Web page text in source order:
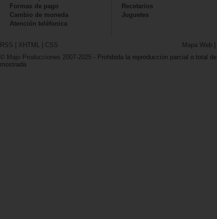
Formas de pago
Cambio de moneda
Atención teléfonica
Recetarios
Juguetes
RSS XHTML CSS Mapa Web
© Majo Producciones 2007-2025 - Prohibida la reproducción parcial o total
mostrada